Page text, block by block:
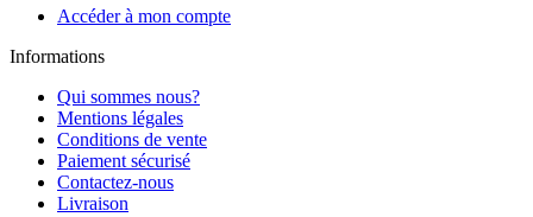
Accéder à mon compte
Informations
Qui sommes nous?
Mentions légales
Conditions de vente
Paiement sécurisé
Contactez-nous
Livraison